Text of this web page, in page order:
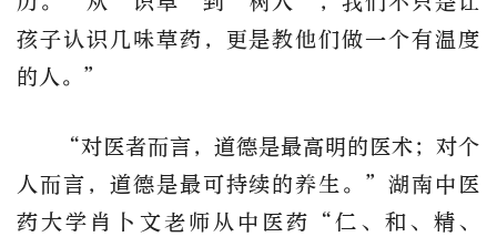
孩子认识几味草药，更是教他们做一个有温度
的人。 ”
“对医者而言，道德是最高明的医术；对个
人而言，道德是最可持续的养生。 ” 湖南中医
药大学肖卜文老师从中医药
“仁、和、精、